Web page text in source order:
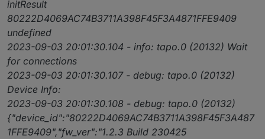
initResult
80222D4069AC74B3711A398F45F3A4871FFE9409
undefined
2023-09-03 20:01:30.104 - info: tapo.0 (20132) Wait
for connections
2023-09-03 20:01:30.107 - debug: tapo.0 (20132)
Device Info:
2023-09-03 20:01:30.108 - debug: tapo.0 (20132)
{"device_id":"80222D4069AC74B3711A398F45F3A487
1FFE9409","fw_ver":"1.2.3 Build 230425